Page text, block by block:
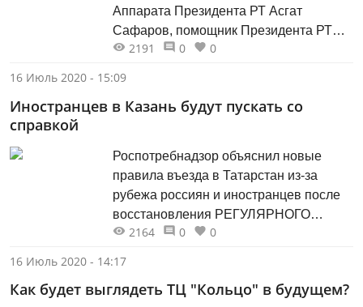
Аппарата Президента РТ Асгат
Сафаров, помощник Президента РТ
Олеся Балтусова, министр
Метшин, руководители
находятся под особым контролем
Президента Татарстана. Основная
цель — контроль за исполнением
данных ранее поручений по их
2191 0
0
16 Июль 2020 - 15:09
Иностранцев в Казань будут пускать со
справкой
Роспотребнадзор объяснил новые
правила въезда в Татарстан из-за
рубежа россиян и иностранцев после
восстановления РЕГУЛЯРНОГО
международного авиасообщения.
2164 0
0
16 Июль 2020 - 14:17
Как будет выглядеть ТЦ "Кольцо" в будущем?